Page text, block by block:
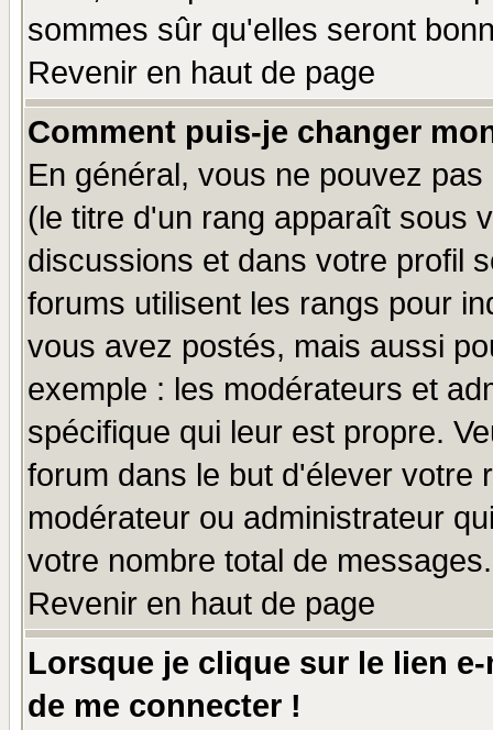
sommes sûr qu'elles seront
Revenir en haut de page
Comment puis-je changer
En général, vous ne pouvez
(le titre d'un rang apparaît sous
discussions et dans votre profil
forums utilisent les rangs pour
vous avez postés, mais aussi
exemple : les modérateurs et
spécifique qui leur est propre.
forum dans le but d'élever votre
modérateur ou administrateur
votre nombre total de messages.
Revenir en haut de page
Lorsque je clique sur le lien
de me connecter !